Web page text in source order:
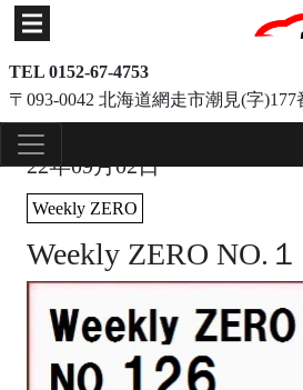
TEL 0152-67-4753
〒093-0042 北海道網走市潮見(字)177
22年09月02日
Weekly ZERO
Weekly ZERO NO.